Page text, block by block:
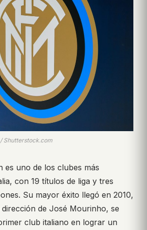
Shutterstock.com
es uno de los clubes más
con 19 títulos de liga y tres
Su mayor éxito llegó en 2010,
de José Mourinho, se
club italiano en lograr un